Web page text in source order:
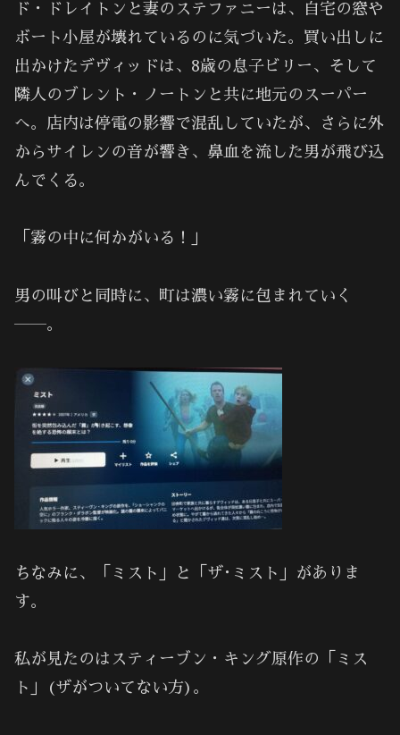
ド・ドレイトンと妻のステファニーは、自宅の窓や
ボート小屋が壊れているのに気づいた。買い出しに
出かけたデヴィッドは、8歳の息子ビリー、そして
隣人のブレント・ノートンと共に地元のスーパー
へ。店内は停電の影響で混乱していたが、さらに外
からサイレンの音が響き、鼻血を流した男が飛び込
んでくる。
「霧の中に何かがいる！」
男の叫びと同時に、町は濃い霧に包まれていく
――。
ちなみに、「ミスト」と「ザ･ミスト」がありま
す。
私が見たのはスティーブン・キング原作の「ミス
ト」(ザがついてない方)。